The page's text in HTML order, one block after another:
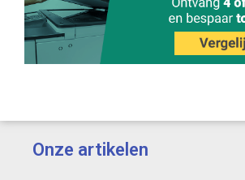
Onze artikelen